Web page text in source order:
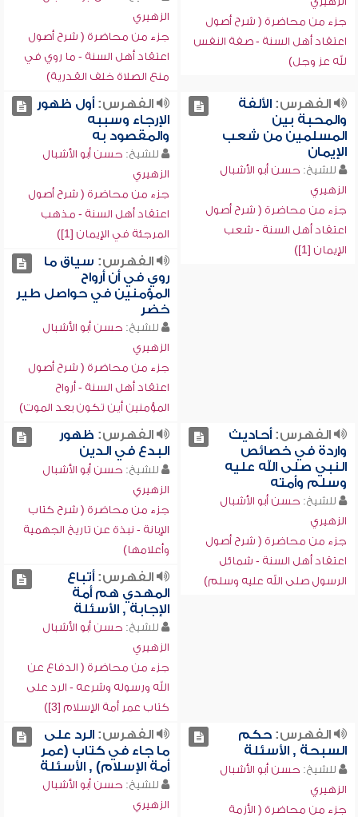
جزء من محاضرة ( شرح أصول
اعتقاد أهل السنة - صفة النفس
لله عز وجل)
الزهيري
جزء من محاضرة ( شرح أصول
اعتقاد أهل السنة - ما روي في
منع الصلاة خلف القدرية)
الفهرس:الألفة
والمحبة بين
المسلمين من شعب
الإيمان
للشيخ: حسن أبو الأشبال
الزهيري
جزء من محاضرة ( شرح أصول
اعتقاد أهل السنة - شعب
الإيمان [1])
الفهرس:أول ظهور
الإرجاء وسببه
والمقصود به
للشيخ: حسن أبو الأشبال
الزهيري
جزء من محاضرة ( شرح أصول
اعتقاد أهل السنة - مذهب
المرجئة في الإيمان [1])
الفهرس: سياق ما
روي في أن أرواح
المؤمنين في حواصل طير
خضر
للشيخ: حسن أبو الأشبال
الزهيري
جزء من محاضرة ( شرح أصول
اعتقاد أهل السنة - أرواح
المؤمنين أين تكون بعد الموت)
الفهرس:أحاديث
واردة في خصائص
النبي صلى الله عليه
وسلم وأمته
للشيخ: حسن أبو الأشبال
الزهيري
جزء من محاضرة ( شرح أصول
اعتقاد أهل السنة - شمائل
الرسول صلى الله عليه وسلم)
الفهرس: ظهور
البدع في الدين
للشيخ: حسن أبو الأشبال
الزهيري
جزء من محاضرة ( شرح كتاب
الإبانة - نبذة عن تاريخ الجهمية
وأعلامها)
الفهرس:أتباع
المهدي هم أمة
الإجابة , الأسئلة
للشيخ: حسن أبو الأشبال
الزهيري
جزء من محاضرة ( الدفاع عن
الله ورسوله وشرعه - الرد على
كتاب عمر أمة الإسلام [3])
الفهرس:حكم
السبحة , الأسئلة
للشيخ: حسن أبو الأشبال
الزهيري
جزء من محاضرة ( الأزمة
الفهرس:الرد على
ما جاء في كتاب (عمر
أمة الإسلام) , الأسئلة
للشيخ: حسن أبو الأشبال
الزهيري